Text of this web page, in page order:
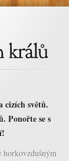
cizích světů.
Ponořte se s